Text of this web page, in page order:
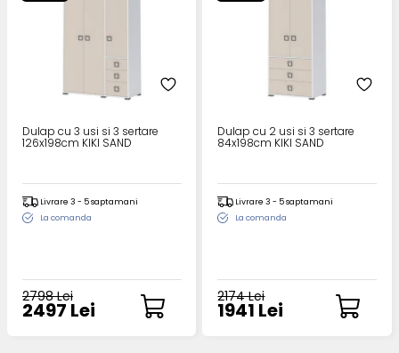
Dulap cu 3 usi si 3 sertare
126x198cm KIKI SAND
Livrare 3 - 5 saptamani
La comanda
2798 Lei
2497 Lei
Dulap cu 2 usi si 3 sertare
84x198cm KIKI SAND
Livrare 3 - 5 saptamani
La comanda
2174 Lei
1941 Lei